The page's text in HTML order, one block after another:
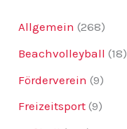
Allgemein (268)
Beachvolleyball (18)
Förderverein (9)
Freizeitsport (9)